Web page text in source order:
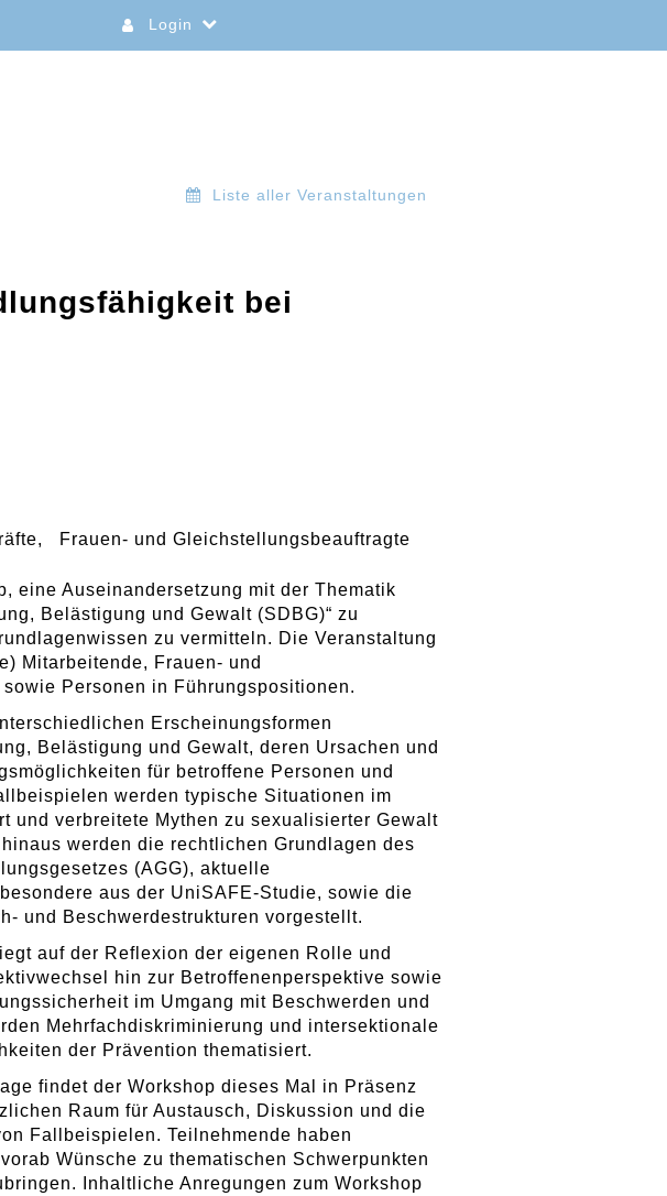
Login
Liste aller Veranstaltungen
bei
Frauen- und Gleichstellungsbeauftragte
eine Auseinandersetzung mit der Thematik
Belästigung und Gewalt (SDBG)“ zu
zu vermitteln. Die Veranstaltung
Mitarbeitende, Frauen- und
Personen in Führungspositionen.
Erscheinungsformen
Belästigung und Gewalt, deren Ursachen und
für betroffene Personen und
werden typische Situationen im
und verbreitete Mythen zu sexualisierter Gewalt
werden die rechtlichen Grundlagen des
(AGG), aktuelle
aus der UniSAFE-Studie, sowie die
und Beschwerdestrukturen vorgestellt.
auf der Reflexion der eigenen Rolle und
hin zur Betroffenenperspektive sowie
im Umgang mit Beschwerden und
Mehrfachdiskriminierung und intersektionale
der Prävention thematisiert.
findet der Workshop dieses Mal in Präsenz
Raum für Austausch, Diskussion und die
Fallbeispielen. Teilnehmende haben
Wünsche zu thematischen Schwerpunkten
Inhaltliche Anregungen zum Workshop